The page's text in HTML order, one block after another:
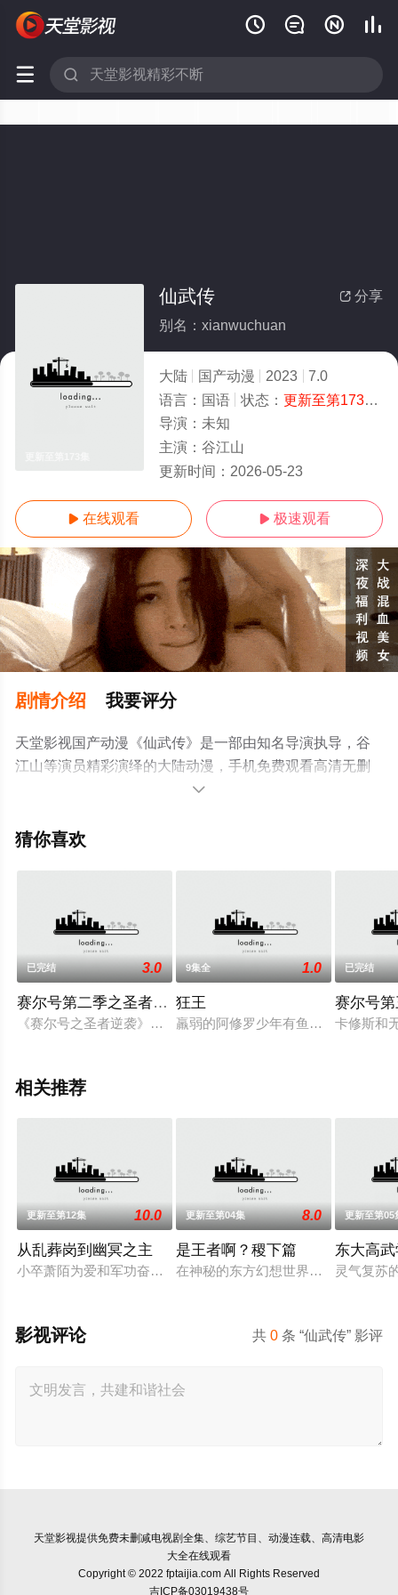
   
 
 分享
仙武传
别名：xianwuchuan
大陆 国产动漫 2023
7.0
语言： 国语 状态： 更新至第173集
导演： 未知
主演： 谷江山
更新时间： 2026-05-23
 在线观看  极速观看
剧情介绍 我要评分
天堂影视国产动漫《仙武传》是一部由知名导演执导，谷
江山等演员精彩演绎的大陆动漫，手机免费观看高清无删
减完整版动漫全集就上天堂电影网，更多相关信息可移步

猜你喜欢
已完结 3.0
赛尔号第二季之圣者逆袭
《赛尔号之圣者逆袭》是《赛尔号》动画片的续集。讲述的是
9集全 1.0
狂王
羸弱的阿修罗少年有鱼目睹部落被屠
已完结
赛尔号
卡修斯和
相关推荐
更新至第12集 10.0
从乱葬岗到幽冥之主
小卒萧陌为爱和军功奋斗三年，却被恋人柳莺儿与将军之子赵昊
更新至第04集 8.0
是王者啊？稷下篇
在神秘的东方幻想世界中，稷下学院
更新至第05
东大高
灵气复苏
共0 条 “仙武传” 影评
影视评论
天堂影视提供免费未删减电视剧全集、综艺节目、动漫连载、高清电影
大全在线观看
Copyright © 2022 fptaijia.com All Rights Reserved
吉ICP备03019438号